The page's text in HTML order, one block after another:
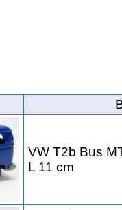
VW T2b Bus
L 11 cm